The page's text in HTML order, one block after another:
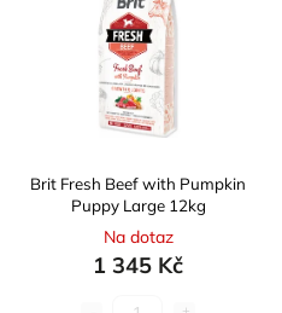
Brit Fresh Beef with Pumpkin
Puppy Large 12kg
Na dotaz
1 345 Kč